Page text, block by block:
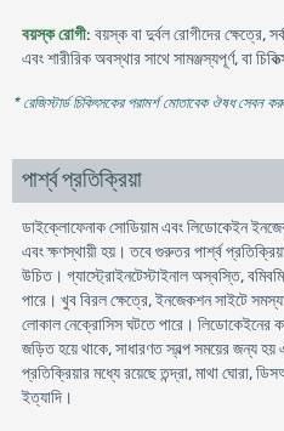
বয়স্ক রোগী: বয়স্ক বা দুর্বল রোগীদের ক্ষেত্রে,
এবং শারীরিক অবস্থার সাথে সামঞ্জস্যপূর্ণ, বা
* রেজিস্টার্ড চিকিৎসকের পরামর্শ মোতাবেক ঔষধ সেবন
পার্শ্ব প্রতিক্রিয়া
ডাইক্লোফেনাক সোডিয়াম এবং লিডোকেইন
এবং ক্ষণস্থায়ী হয়। তবে গুরুতর পার্শ্ব
উচিত। গ্যাস্ট্রোইনটেস্টাইনাল অস্বস্তি,
পারে। খুব বিরল ক্ষেত্রে, ইনজেকশন সাইটে
লোকাল নেক্রোসিস ঘটতে পারে। লিডোকেইনের
জড়িত হয়ে থাকে, সাধারণত স্বল্প সময়ের জন্য
প্রতিক্রিয়ার মধ্যে রয়েছে তন্দ্রা, মাথা ঘোরা,
ইত্যাদি।